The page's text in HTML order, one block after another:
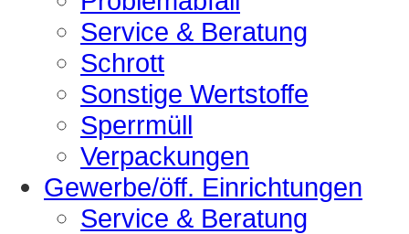
Service & Beratung
Schrott
Sonstige Wertstoffe
Sperrmüll
Verpackungen
Gewerbe/öff. Einrichtungen
Service & Beratung